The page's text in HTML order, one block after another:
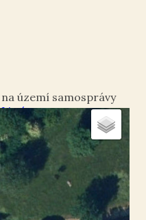
Litvínov
okres Most
Horní Litvínov
50.6039
13.615339